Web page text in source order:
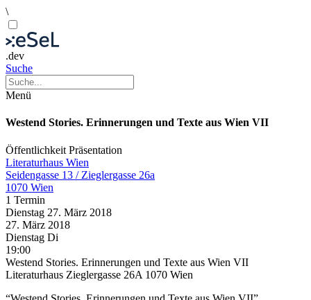
\
.dev
Suche
Menü
Westend Stories. Erinnerungen und Texte aus Wien VII
Öffentlichkeit Präsentation
Literaturhaus Wien
Seidengasse 13 / Zieglergasse 26a
1070 Wien
1 Termin
Dienstag 27. März 2018
27. März 2018
Dienstag Di
19:00
Westend Stories. Erinnerungen und Texte aus Wien VII
Literaturhaus Zieglergasse 26A 1070 Wien